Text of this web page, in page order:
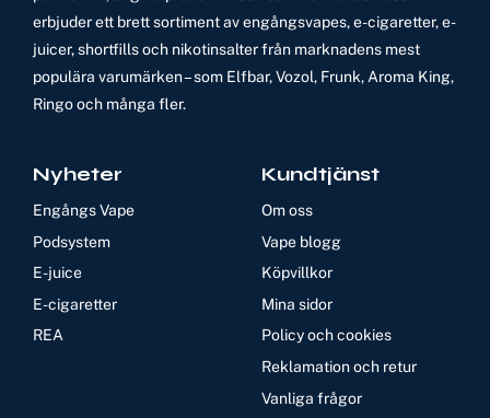
erbjuder ett brett sortiment av engångsvapes, e-cigaretter, e-
juicer, shortfills och nikotinsalter från marknadens mest
populära varumärken – som Elfbar, Vozol, Frunk, Aroma King,
Ringo och många fler.
Nyheter
Engångs Vape
Podsystem
E-juice
E-cigaretter
REA
Kundtjänst
Om oss
Vape blogg
Köpvillkor
Mina sidor
Policy och cookies
Reklamation och retur
Vanliga frågor